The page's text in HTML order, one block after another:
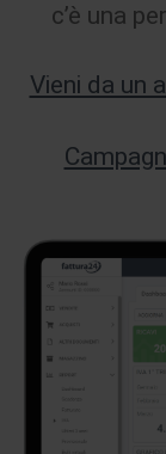
c’è una
Vieni da un